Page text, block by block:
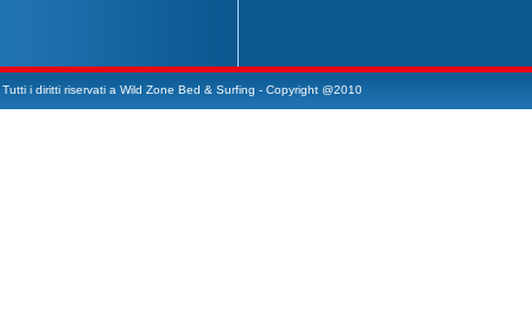
Tutti i diritti riservati a Wild Zone Bed & Surfing - Copyright @2010